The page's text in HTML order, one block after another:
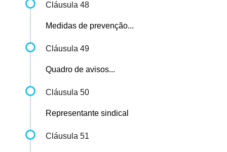
Cláusula 48
Medidas de prevenção...
Cláusula 49
Quadro de avisos...
Cláusula 50
Representante sindical
Cláusula 51